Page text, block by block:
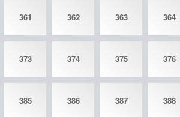
361 362 363 364
373 374 375 376
385 386 387 388